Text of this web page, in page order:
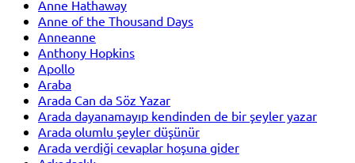
Anne Hathaway
Anne of the Thousand Days
Anneanne
Anthony Hopkins
Apollo
Araba
Arada Can da Söz Yazar
Arada dayanamayıp kendinden de bir şeyler yazar
Arada olumlu şeyler düşünür
Arada verdiği cevaplar hoşuna gider